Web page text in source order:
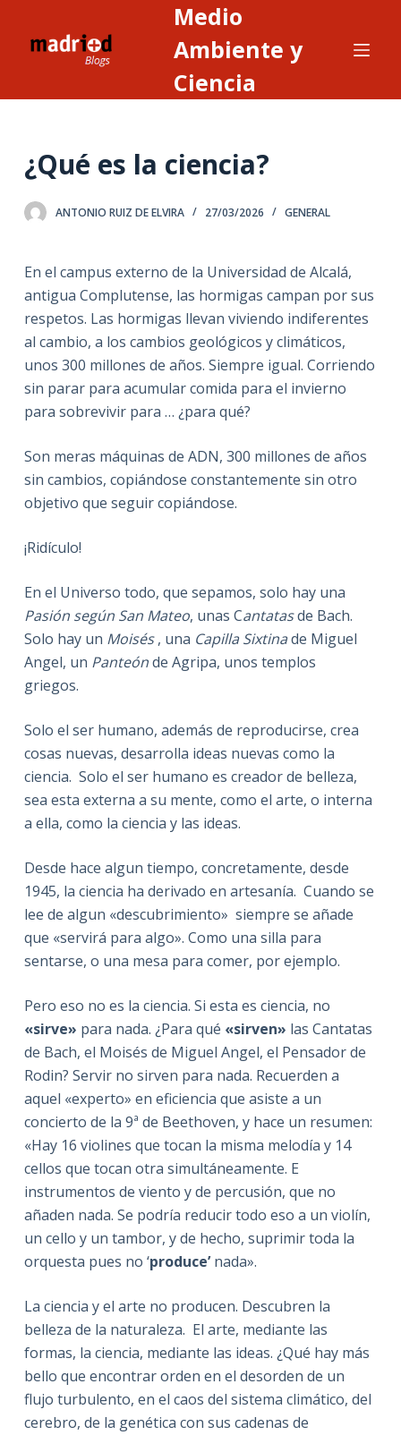
e
n
d
o
Medio
Ambiente y
Ciencia
¿Qué es la ciencia?
ANTONIO RUIZ DE ELVIRA 27/03/2026 GENERAL
En el campus externo de la Universidad de Alcalá,
antigua Complutense, las hormigas campan por sus
respetos. Las hormigas llevan viviendo indiferentes
al cambio, a los cambios geológicos y climáticos,
unos 300 millones de años. Siempre igual. Corriendo
sin parar para acumular comida para el invierno
para sobrevivir para … ¿para qué?
Son meras máquinas de ADN, 300 millones de años
sin cambios, copiándose constantemente sin otro
objetivo que seguir copiándose.
¡Ridículo!
En el Universo todo, que sepamos, solo hay una
Pasión según San Mateo, unas Cantatasde Bach.
Solo hay un Moisés, una Capilla Sixtinade Miguel
Angel, un Panteónde Agripa, unos templos
griegos.
Solo el ser humano, además de reproducirse, crea
cosas nuevas, desarrolla ideas nuevas como la
ciencia. Solo el ser humano es creador de belleza,
sea esta externa a su mente, como el arte, o interna
a ella, como la ciencia y las ideas.
Desde hace algun tiempo, concretamente, desde
1945, la ciencia ha derivado en artesanía. Cuando se
lee de algun «descubrimiento» siempre se añade
que «servirá para algo». Como una silla para
sentarse, o una mesa para comer, por ejemplo.
Pero eso no es la ciencia. Si esta es ciencia, no
«sirve» para nada. ¿Para qué «sirven» las Cantatas
de Bach, el Moisés de Miguel Angel, el Pensador de
Rodin? Servir no sirven para nada. Recuerden a
aquel «experto» en eficiencia que asiste a un
concierto de la 9ª de Beethoven, y hace un resumen:
«Hay 16 violines que tocan la misma melodía y 14
cellos que tocan otra simultáneamente. E
instrumentos de viento y de percusión, que no
añaden nada. Se podría reducir todo eso a un violín,
un cello y un tambor, y de hecho, suprimir toda la
orquesta pues no ‘produce’nada».
La ciencia y el arte no producen. Descubren la
belleza de la naturaleza. El arte, mediante las
formas, la ciencia, mediante las ideas. ¿Qué hay más
bello que encontrar orden en el desorden de un
flujo turbulento, en el caos del sistema climático, del
cerebro, de la genética con sus cadenas de